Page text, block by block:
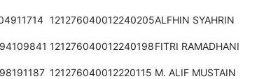
121276040012240205ALFHIN SYAHRIN
121276040012240198FITRI RAMADHANI
121276040012220115 M. ALIF MUSTAIN